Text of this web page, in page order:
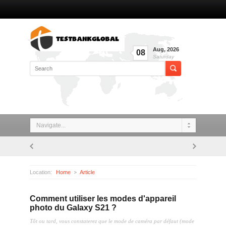
08 Aug, 2026
Saturday
Navigate...
Location: Home Article
Comment utiliser les modes d'appareil
photo du Galaxy S21 ?
Tôt ou tard, vous constaterez que le mode de caméra par défaut (mode